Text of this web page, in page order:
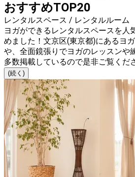
おすすめTOP20
レンタルスペース / レンタルルーム
ヨガができるレンタルスペースを人
めました！文京区(東京都)にあるヨ
や、全面鏡張りでヨガのレッスンや
多数掲載しているので是非ご覧くだ
(続く)